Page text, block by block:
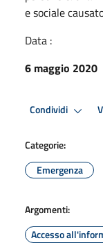
e sociale
Data :
6 maggio 2020
Condividi
Categorie:
Emergenza
Argomenti:
Accesso